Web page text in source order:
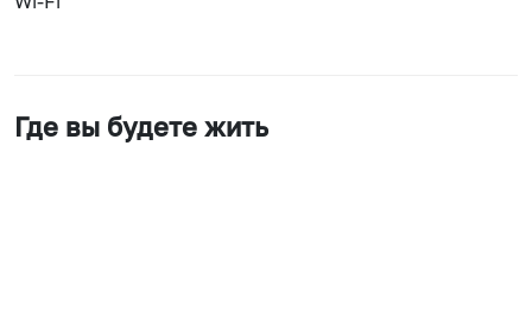
Где вы будете жить